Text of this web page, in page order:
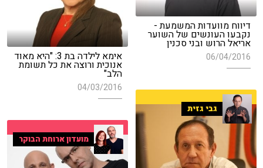
דיווח מוועדות המשמעת -
נקבעו העונשים של השוער
אריאל הרוש ובני סכנין
06/04/2016 אימא לילדה בת 3: "היא מאוד
אנוכית ורוצה את כל תשומת
הלב"
04/03/2016
גבי גזית
מועדון ארוחת הבוקר